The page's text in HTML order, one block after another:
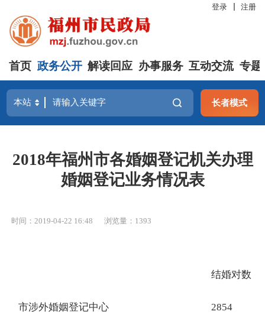
登录 注册
首页 政务公开 解读回应 办事服务 互动交流 专题
长者模式
2018年福州市各婚姻登记机关办理
婚姻登记业务情况表
时间：2019-04-22 16:48 浏览量：1393
结婚对数（
市涉外婚姻登记中心 2854